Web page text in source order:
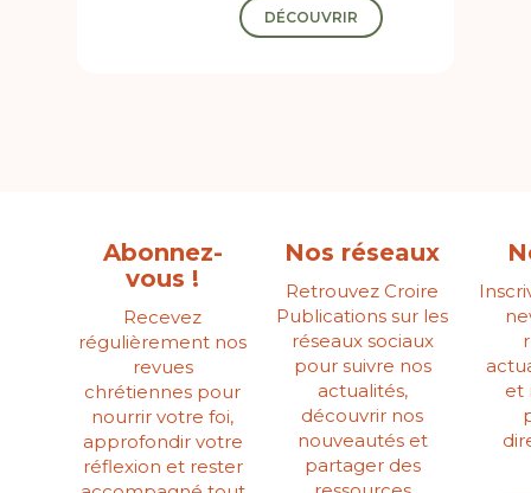
DÉCOUVRIR
Abonnez-
vous !
Recevez
régulièrement nos
revues
chrétiennes pour
nourrir votre foi,
approfondir votre
réflexion et rester
Nos réseaux
Retrouvez Croire
Publications sur les
réseaux sociaux
pour suivre nos
actualités,
découvrir nos
nouveautés et
partager des
et